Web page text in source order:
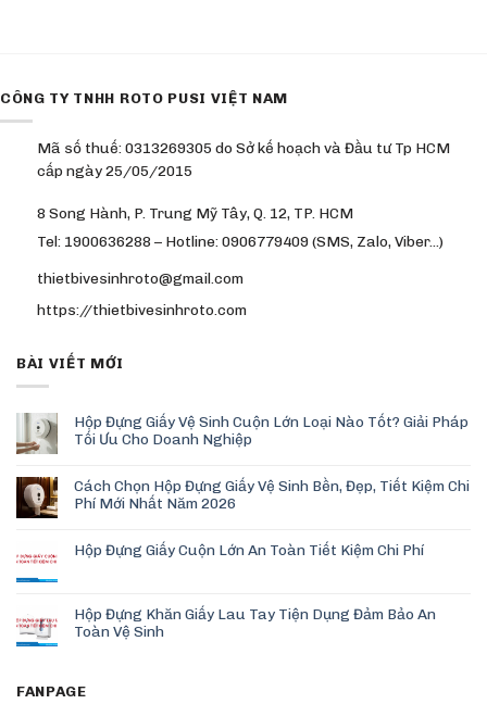
CÔNG TY TNHH ROTO PUSI VIỆT NAM
Mã số thuế: 0313269305 do Sở kế hoạch và Đầu tư Tp HCM
cấp ngày 25/05/2015
8 Song Hành, P. Trung Mỹ Tây, Q. 12, TP. HCM
Tel: 1900636288 – Hotline: 0906779409 (SMS, Zalo, Viber…)
thietbivesinhroto@gmail.com
https://thietbivesinhroto.com
BÀI VIẾT MỚI
Hộp Đựng Giấy Vệ Sinh Cuộn Lớn Loại Nào Tốt? Giải Pháp
Tối Ưu Cho Doanh Nghiệp
Cách Chọn Hộp Đựng Giấy Vệ Sinh Bền, Đẹp, Tiết Kiệm Chi
Phí Mới Nhất Năm 2026
Hộp Đựng Giấy Cuộn Lớn An Toàn Tiết Kiệm Chi Phí
Hộp Đựng Khăn Giấy Lau Tay Tiện Dụng Đảm Bảo An
Toàn Vệ Sinh
FANPAGE